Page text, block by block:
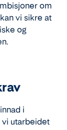
om
vi sikre at
og
i
utarbeidet